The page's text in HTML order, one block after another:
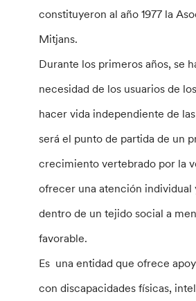
constituyeron al año 1977 la
Mitjans.
Durante los primeros años, se
necesidad de los usuarios de
hacer vida independiente de
será el punto de partida de un
crecimiento vertebrado por la
ofrecer una atención individual
dentro de un tejido social a
favorable.
Es una entidad que ofrece
con discapacidades físicas,